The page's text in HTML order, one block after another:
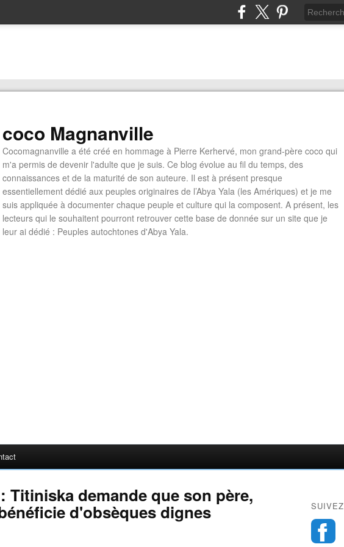
coco Magnanville
Cocomagnanville a été créé en hommage à Pierre Kerhervé, mon grand-père coco qui
m'a permis de devenir l'adulte que je suis. Ce blog évolue au fil du temps, des
connaissances et de la maturité de son auteure. Il est à présent presque
essentiellement dédié aux peuples originaires de l’Abya Yala (les Amériques) et je me
suis appliquée à documenter chaque peuple et culture qui la composent. A présent, les
lecteurs qui le souhaitent pourront retrouver cette base de donnée sur un site que je
leur ai dédié : Peuples autochtones d'Abya Yala.
Titiniska demande que son père,
d'obsèques dignes